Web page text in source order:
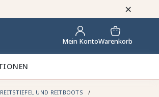
×
Mein KontoWarenkorb
REITSTIEFEL UND REITBOOTS